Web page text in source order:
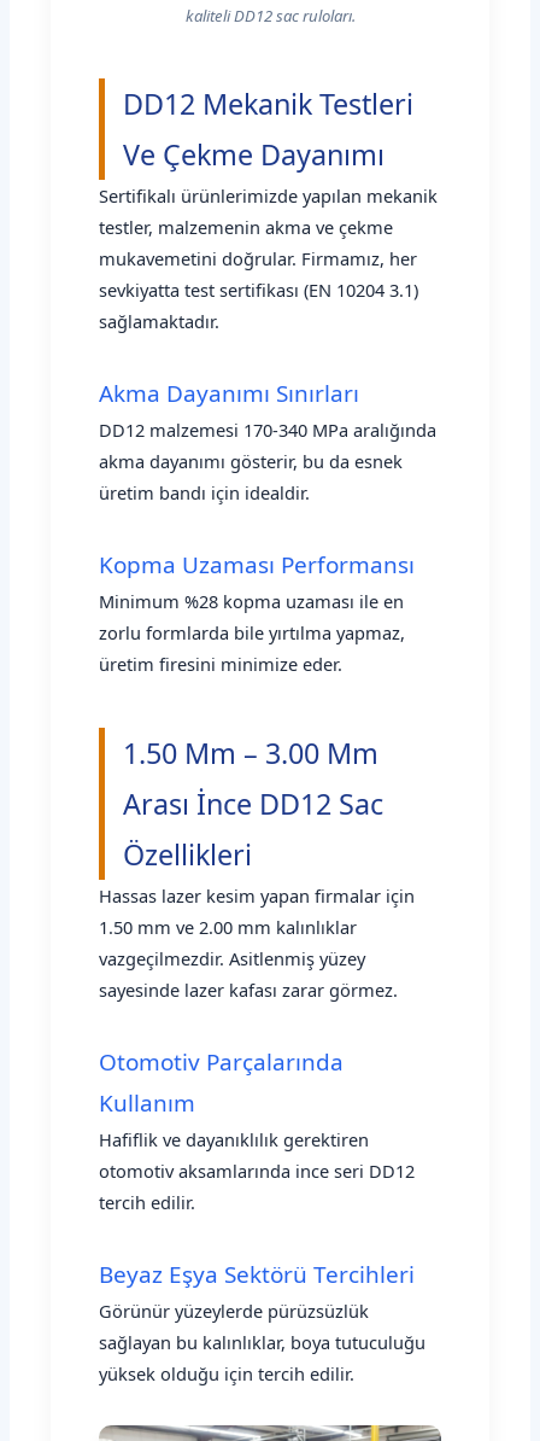
kaliteli DD12 sac ruloları.
DD12 Mekanik Testleri
Ve Çekme Dayanımı
Sertifikalı ürünlerimizde yapılan mekanik
testler, malzemenin akma ve çekme
mukavemetini doğrular. Firmamız, her
sevkiyatta test sertifikası (EN 10204 3.1)
sağlamaktadır.
Akma Dayanımı Sınırları
DD12 malzemesi 170-340 MPa aralığında
akma dayanımı gösterir, bu da esnek
üretim bandı için idealdir.
Kopma Uzaması Performansı
Minimum %28 kopma uzaması ile en
zorlu formlarda bile yırtılma yapmaz,
üretim firesini minimize eder.
1.50 Mm – 3.00 Mm
Arası İnce DD12 Sac
Özellikleri
Hassas lazer kesim yapan firmalar için
1.50 mm ve 2.00 mm kalınlıklar
vazgeçilmezdir. Asitlenmiş yüzey
sayesinde lazer kafası zarar görmez.
Otomotiv Parçalarında
Kullanım
Hafiflik ve dayanıklılık gerektiren
otomotiv aksamlarında ince seri DD12
tercih edilir.
Beyaz Eşya Sektörü Tercihleri
Görünür yüzeylerde pürüzsüzlük
sağlayan bu kalınlıklar, boya tutuculuğu
yüksek olduğu için tercih edilir.